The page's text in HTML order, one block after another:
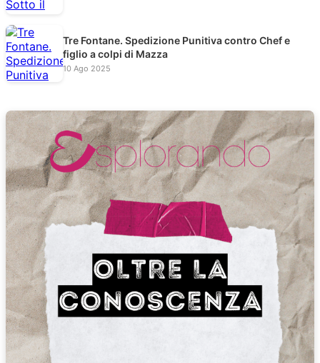
Tre Fontane. Spedizione Punitiva contro Chef e
figlio a colpi di Mazza
10 Ago 2025